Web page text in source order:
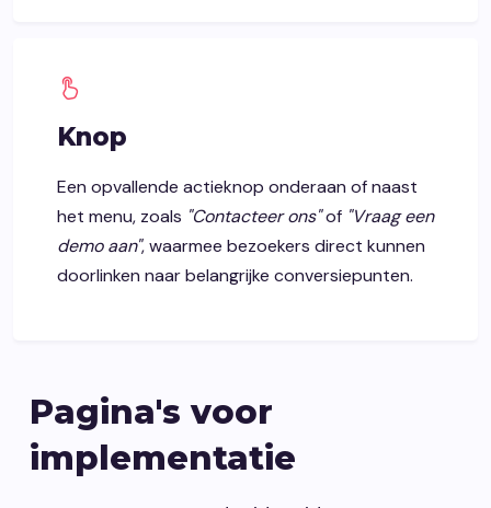
Knop
Een opvallende actieknop onderaan of naast
het menu, zoals "Contacteer ons"of "Vraag een
demo aan", waarmee bezoekers direct kunnen
doorlinken naar belangrijke conversiepunten.
Pagina's voor
implementatie